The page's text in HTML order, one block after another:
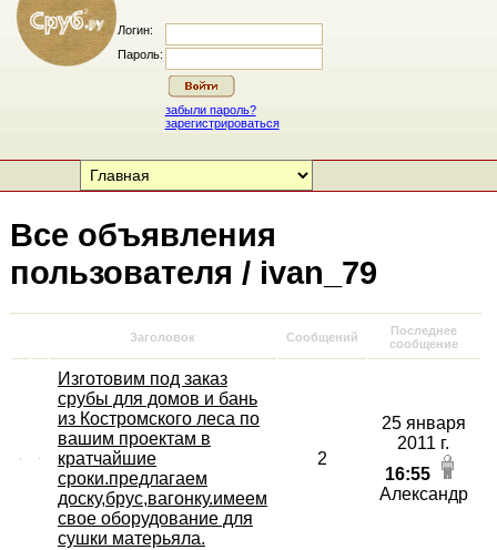
Логин:
Пароль:
забыли пароль?
зарегистрироваться
Все объявления
пользователя / ivan_79
Заголовок Сообщений
Последнее
сообщение
Изготовим под заказ
срубы для домов и бань
из Костромского леса по
вашим проектам в
кратчайшие
сроки.предлагаем
доску,брус,вагонку.имеем
свое оборудование для
сушки матерьяла.
2
25 января
2011 г.
16:55
Александр